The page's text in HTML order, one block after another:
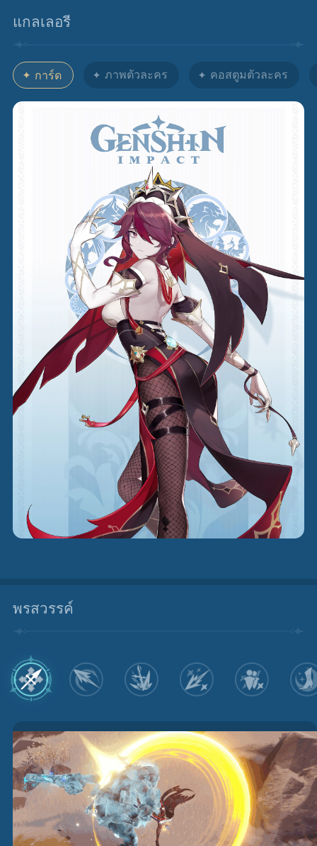
แกลเลอรี
การ์ด ภาพตัวละคร คอสตูมตัวละคร
พรสวรรค์